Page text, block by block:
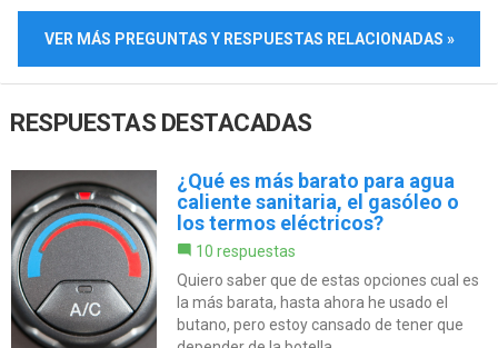
VER MÁS PREGUNTAS Y RESPUESTAS RELACIONADAS »
RESPUESTAS DESTACADAS
¿Qué es más barato para agua
caliente sanitaria, el gasóleo o
los termos eléctricos?
10 respuestas
Quiero saber que de estas opciones cual es
la más barata, hasta ahora he usado el
butano, pero estoy cansado de tener que